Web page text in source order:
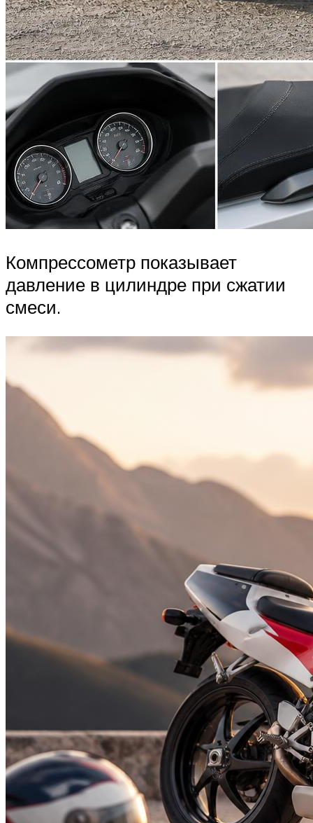
Компрессометр показывает
давление в цилиндре при сжатии
смеси.